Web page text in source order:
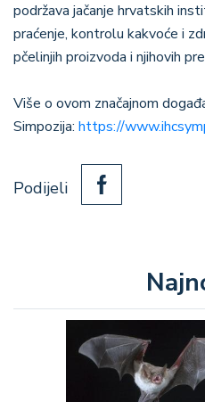
podržava jačanje hrvatskih
praćenje, kontrolu kakvoće i
pčelinjih proizvoda i njihovih
Više o ovom značajnom
Simpozija: https://
Podijeli